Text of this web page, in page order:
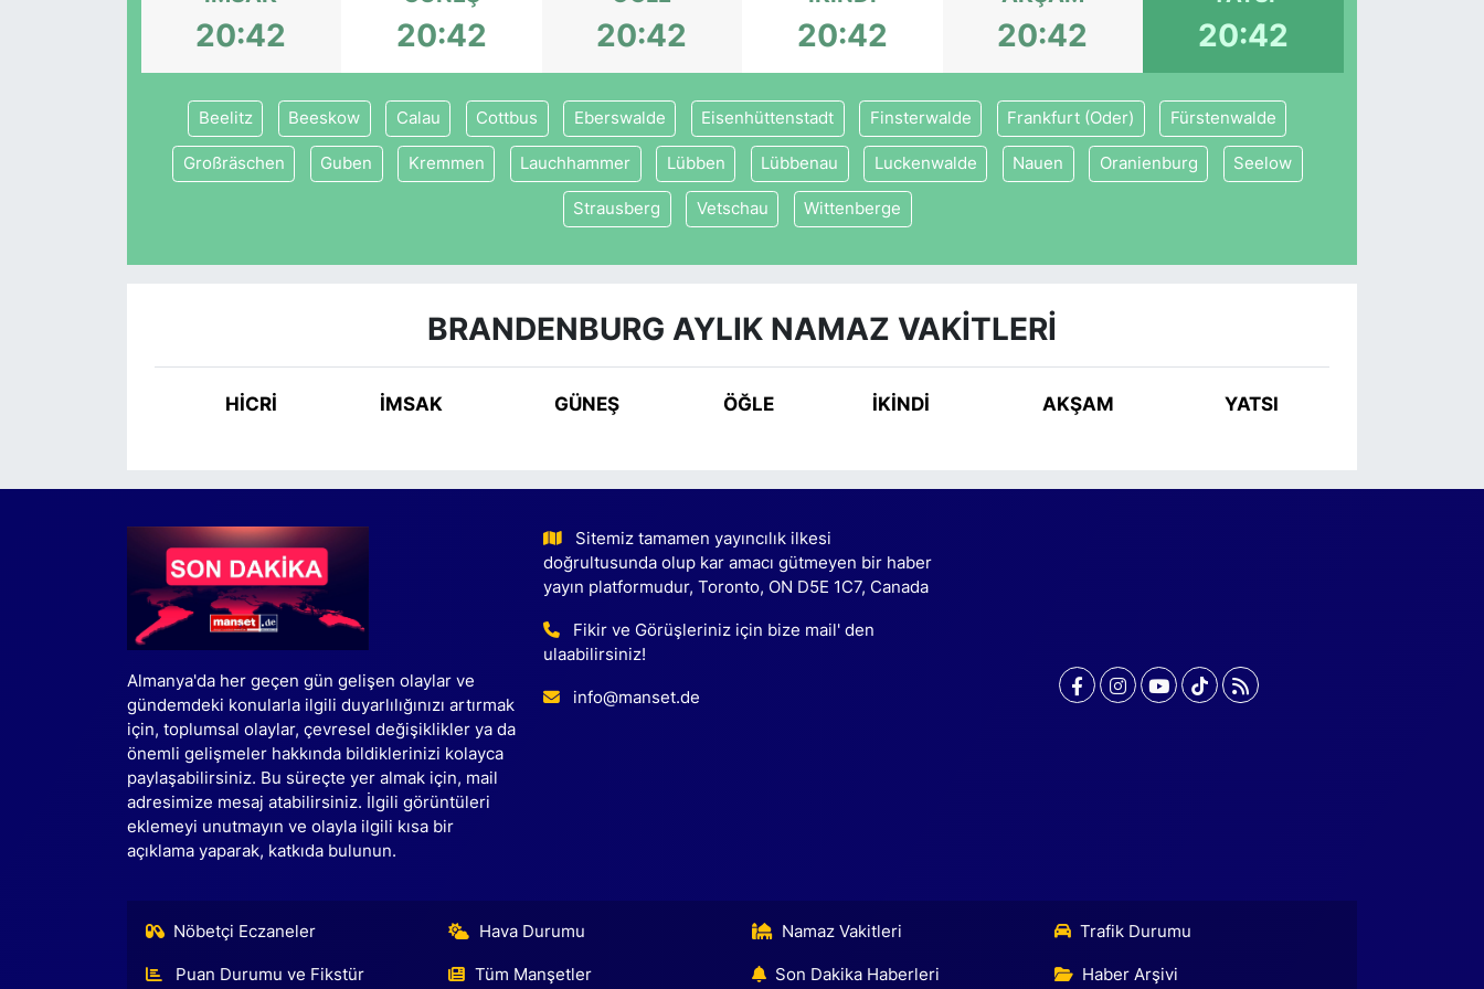
20:42 20:42 20:42 20:42 20:42 20:42
Beelitz Beeskow Calau Cottbus Eberswalde Eisenhüttenstadt Finsterwalde Frankfurt (Oder) Fürstenwalde
Großräschen Guben Kremmen Lauchhammer Lübben Lübbenau Luckenwalde Nauen Oranienburg Seelow
Strausberg Vetschau Wittenberge
BRANDENBURG AYLIK NAMAZ VAKITLERI
HİCRİ İMSAK GÜNEŞ ÖĞLE İKINDI AKŞAM YATSI
Almanya'da her geçen gün gelişen olaylar ve
gündemdeki konularla ilgili duyarlılığınızı artırmak
için, toplumsal olaylar, çevresel değişiklikler ya da
önemli gelişmeler hakkında bildiklerinizi kolayca
paylaşabilirsiniz. Bu süreçte yer almak için, mail
adresimize mesaj atabilirsiniz. İlgili görüntüleri
eklemeyi unutmayın ve olayla ilgili kısa bir
açıklama yaparak, katkıda bulunun.
Sitemiz tamamen yayıncılık ilkesi
doğrultusunda olup kar amacı gütmeyen bir haber
yayın platformudur, Toronto, ON D5E 1C7, Canada
Fikir ve Görüşleriniz için bize mail' den
ulaabilirsiniz!
info@manset.de
Nöbetçi Eczaneler Hava Durumu Namaz Vakitleri Trafik Durumu
Puan Durumu ve Fikstür Tüm Manşetler Son Dakika Haberleri Haber Arşivi